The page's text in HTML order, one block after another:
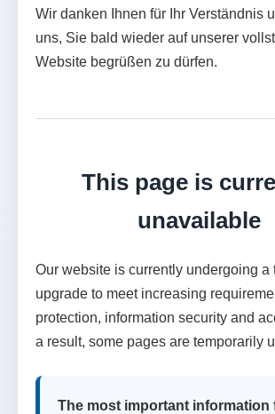
Wir danken Ihnen für Ihr Verständnis
uns, Sie bald wieder auf unserer
Website begrüßen zu dürfen.
This page is
unavailable
Our website is currently undergoing a
upgrade to meet increasing
protection, information security and
a result, some pages are temporarily
The most important information